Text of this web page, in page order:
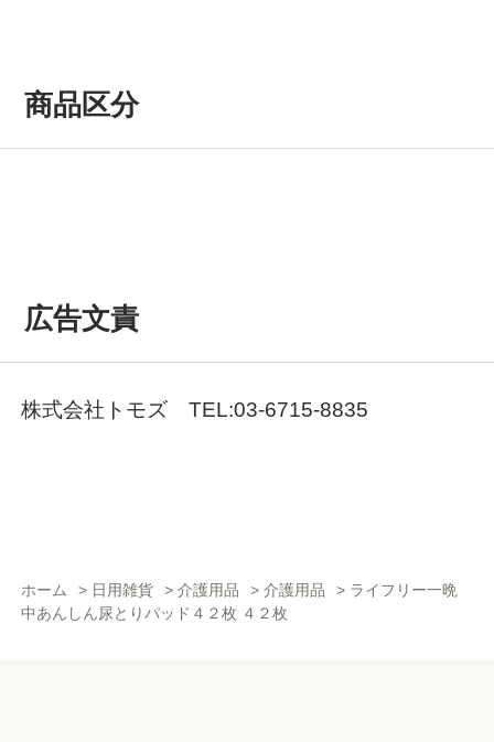
商品区分
広告文責
株式会社トモズ TEL:03-6715-8835
ホーム > 日用雑貨 >介護用品 > 介護用品 > ライフリー一晩
中あんしん尿とりパッド４２枚 ４２枚